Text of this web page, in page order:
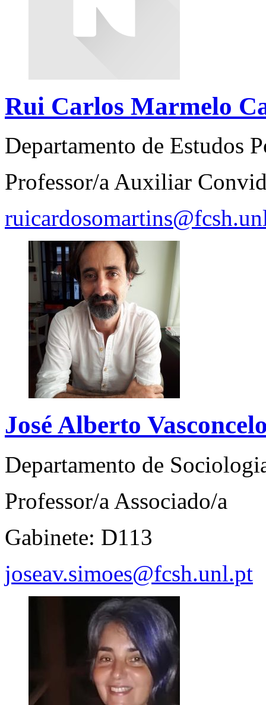
Rui Carlos Marmelo
Departamento de Estudos
Professor/a Auxiliar
José Alberto
Departamento de
Professor/a Associado/a
Gabinete: D113
joseav.simoes@fcsh.unl.pt